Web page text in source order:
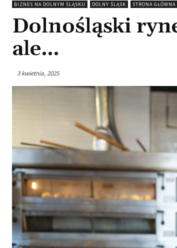
BIZNES NA DOLNYM ŚLĄSKU DOLNY ŚLĄSK STRONA GŁÓWNA
Dolnośląski
ale…
3 kwietnia, 2025